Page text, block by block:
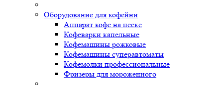
Оборудование для кофейни
Аппарат кофе на песке
Кофеварки капельные
Кофемашины рожковые
Кофемашины суперавтоматы
Кофемолки профессиональные
Фризеры для мороженного